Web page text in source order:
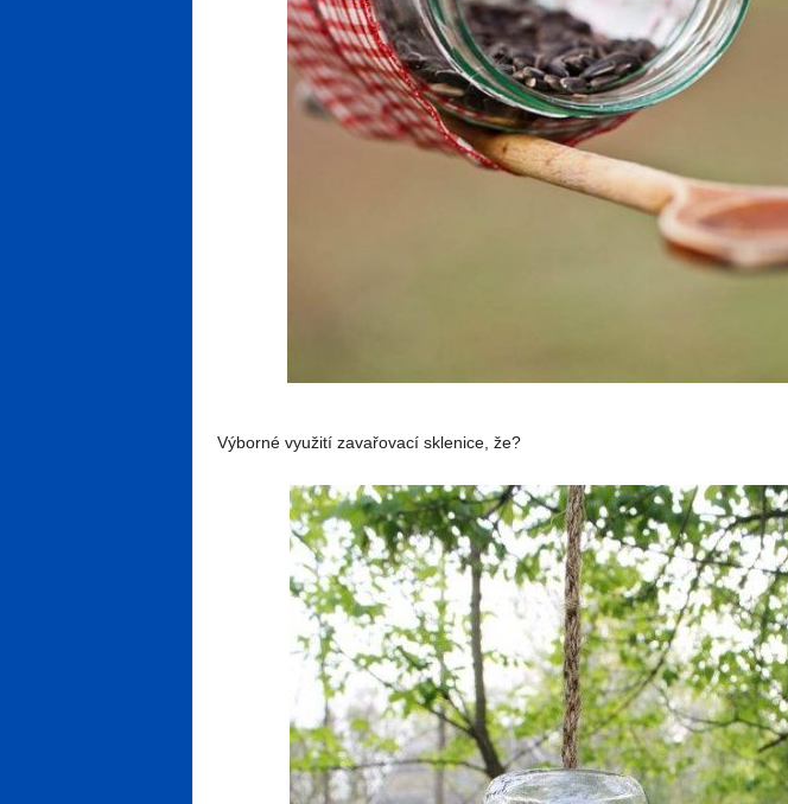
Výborné využití zavařovací sklenice, že?